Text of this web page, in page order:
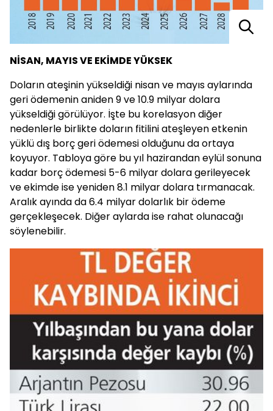
NİSAN, MAYIS VE EKİMDE YÜKSEK
Doların ateşinin yükseldiği nisan ve mayıs aylarında
geri ödemenin aniden 9 ve 10.9 milyar dolara
yükseldiği görülüyor. İşte bu korelasyon diğer
nedenlerle birlikte doların fitilini ateşleyen etkenin
yüklü dış borç geri ödemesi olduğunu da ortaya
koyuyor. Tabloya göre bu yıl hazirandan eylül sonuna
kadar borç ödemesi 5-6 milyar dolara gerileyecek
ve ekimde ise yeniden 8.1 milyar dolara tırmanacak.
Aralık ayında da 6.4 milyar dolarlık bir ödeme
gerçekleşecek. Diğer aylarda ise rahat olunacağı
söylenebilir.